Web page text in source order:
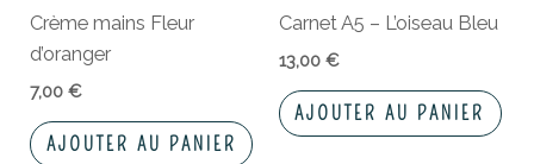
Crème mains Fleur
d’oranger
7,00€
AJOUTER AU PANIER
Carnet A5 – L’oiseau Bleu
13,00 €
AJOUTER AU PANIER